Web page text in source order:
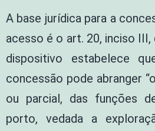
A base jurídica para a
acesso é o art. 20, inciso
dispositivo estabelece
concessão pode abranger
ou parcial, das funções
porto, vedada a